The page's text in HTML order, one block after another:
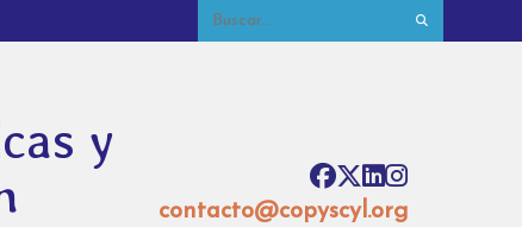
y
contacto@copyscyl.org